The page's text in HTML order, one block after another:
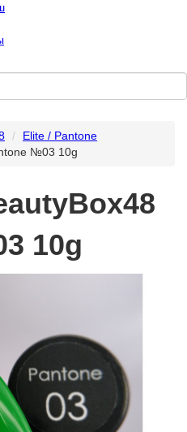
Elite / Pantone
№03 10g
10g